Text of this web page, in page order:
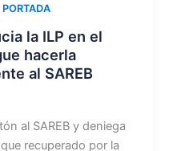
PORTADA
la ILP en el
hacerla
al SAREB
al SAREB y deniega
recuperado por la